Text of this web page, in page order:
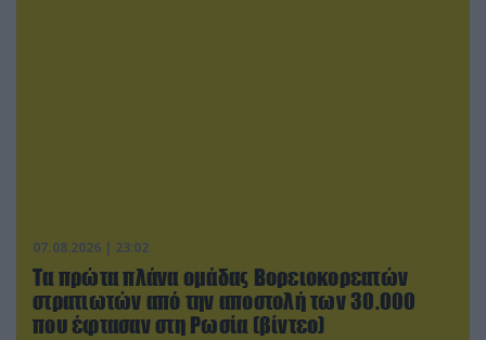
07.08.2026 | 23:02
Τα πρώτα πλάνα ομάδας Βορειοκορεατών
στρατιωτών από την αποστολή των 30.000
που έφτασαν στη Ρωσία (βίντεο)